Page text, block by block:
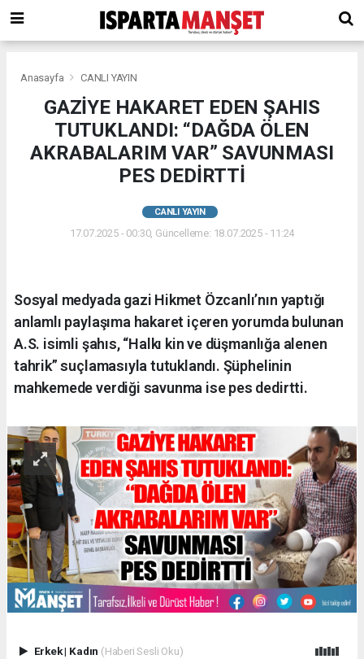
Anasayfa CANLI YAYIN
GAZİYE HAKARET EDEN ŞAHIS
TUTUKLANDI: “DAĞDA ÖLEN
AKRABALARIM VAR” SAVUNMASI
PES DEDİRTTİ
CANLI YAYIN
17.07.2025 - 00:30, Güncelleme: 18.07.2025 - 11:24
Sosyal medyada gazi Hikmet Özcanlı’nın yaptığı
anlamlı paylaşıma hakaret içeren yorumda bulunan
A.S. isimli şahıs, “Halkı kin ve düşmanlığa alenen
tahrik” suçlamasıyla tutuklandı. Şüphelinin
mahkemede verdiği savunma ise pes dedirtti.
Erkek| Kadın (Haberi Sesli Oku)